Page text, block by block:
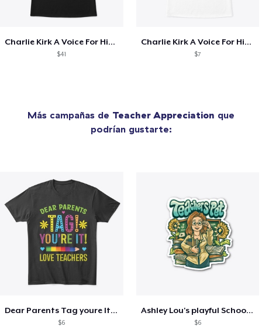
Charlie Kirk A Voice For His Generation
$41
Charlie Kirk A Voice For His Generation
$7
Más campañas de Teacher Appreciation que
podrían gustarte:
Dear Parents Tag youre It Love Teachers
$6
Ashley Lou's playful School🏠 Collection
$6